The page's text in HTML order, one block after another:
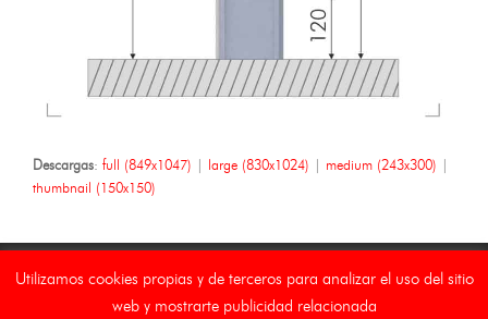
Descargas: full (849x1047) | large (830x1024) | medium (243x300) |
thumbnail (150x150)
Utilizamos cookies propias y de terceros para analizar el uso del sitio
web y mostrarte publicidad relacionada